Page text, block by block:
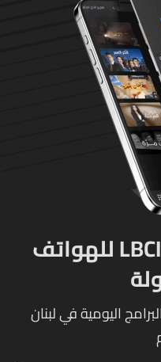
حمل الآن تطبيق LBCI للهواتف
اليومية في لبنان